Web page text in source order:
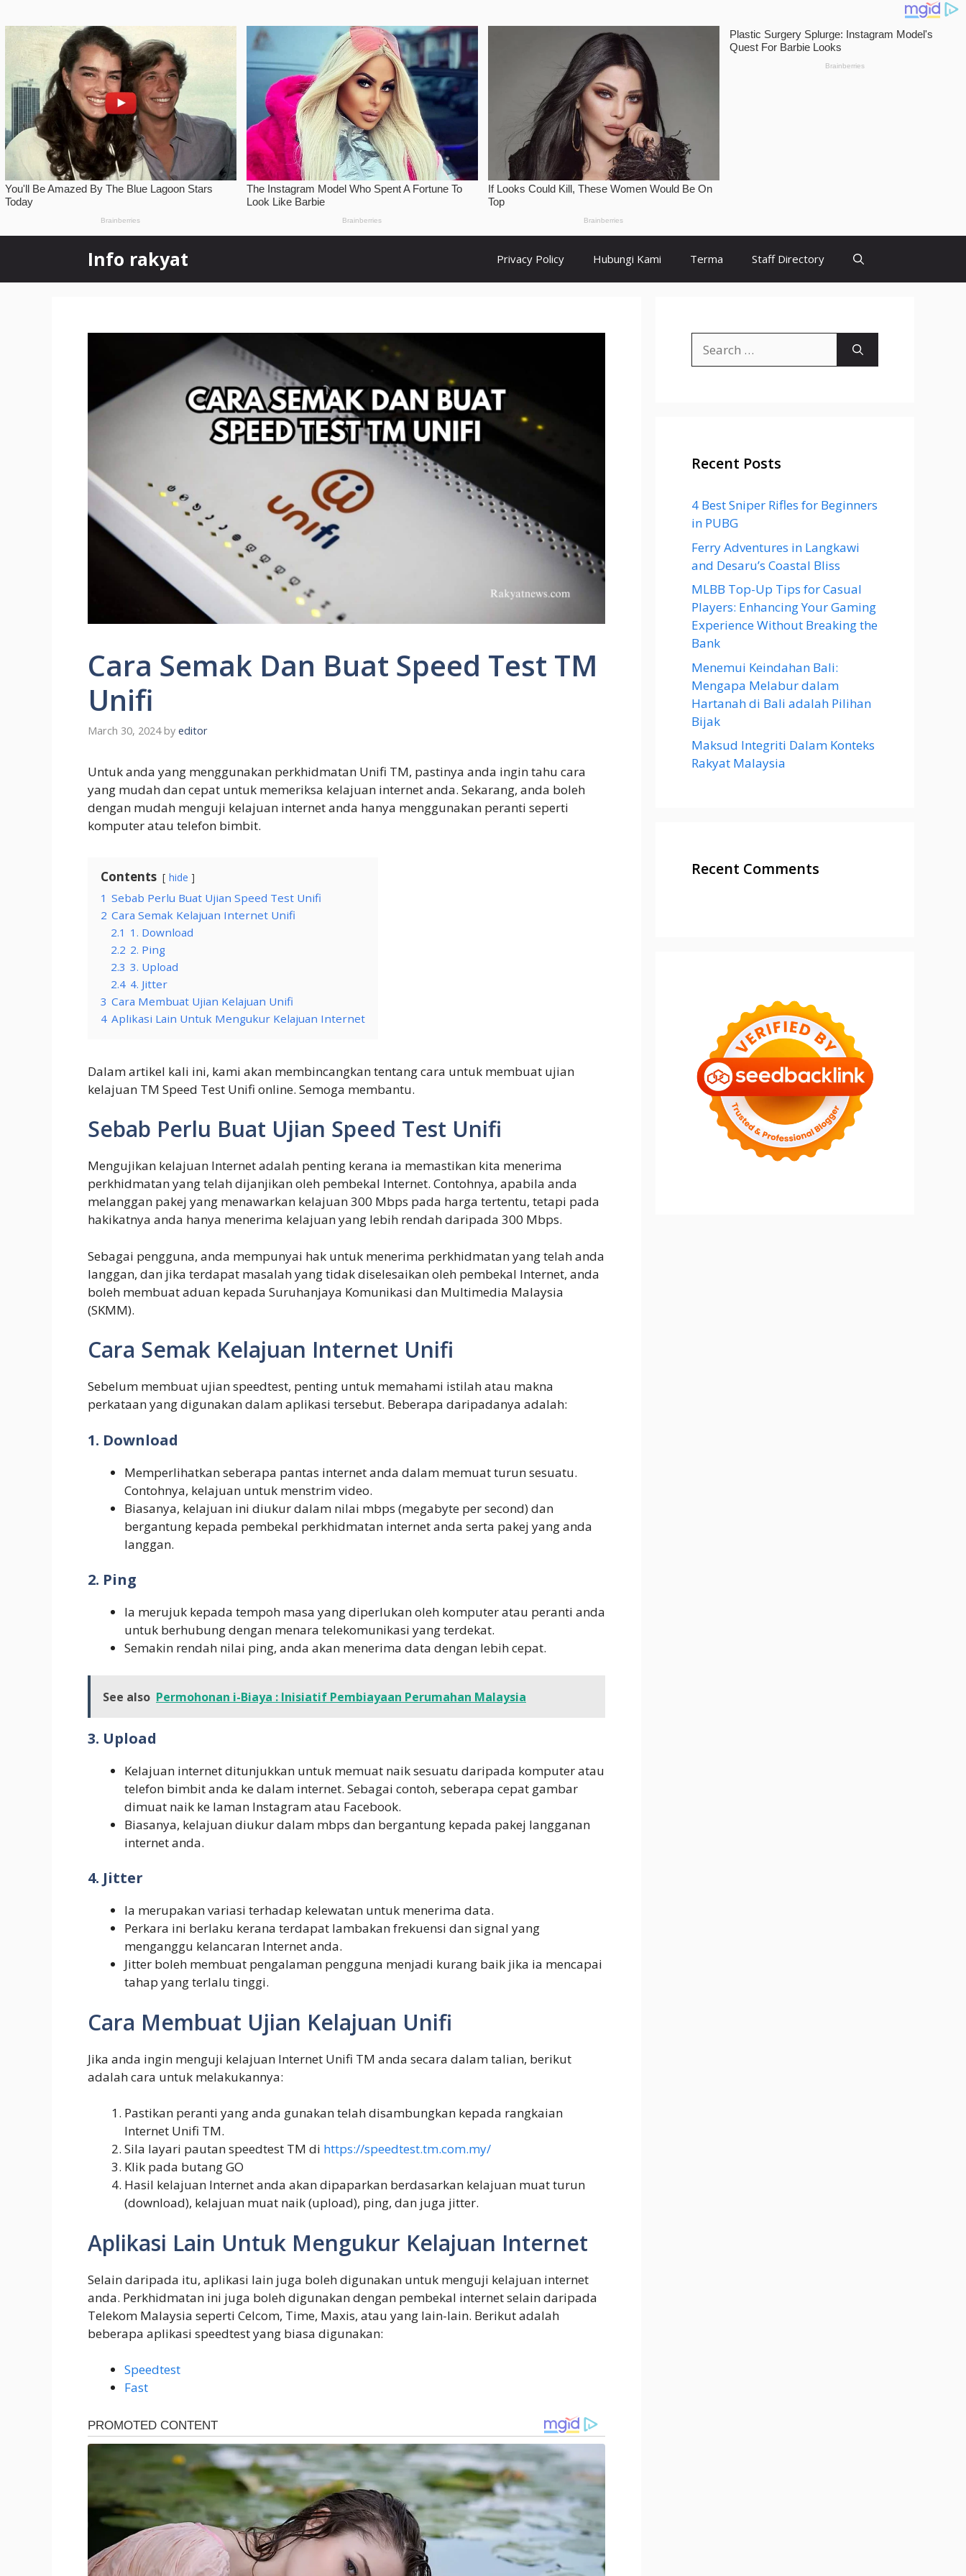
content
Info rakyat Privacy Policy Hubungi Kami Terma Staff Directory
Cara Semak Dan Buat Speed Test TM
Unifi
March 30, 2024 by editor
Untuk anda yang menggunakan perkhidmatan Unifi TM, pastinya anda ingin tahu cara
yang mudah dan cepat untuk memeriksa kelajuan internet anda. Sekarang, anda boleh
dengan mudah menguji kelajuan internet anda hanya menggunakan peranti seperti
komputer atau telefon bimbit.
Contents hide
1 Sebab Perlu Buat Ujian Speed Test Unifi
2 Cara Semak Kelajuan Internet Unifi
2.1 1. Download
2.2 2. Ping
2.3 3. Upload
2.4 4. Jitter
3 Cara Membuat Ujian Kelajuan Unifi
4 Aplikasi Lain Untuk Mengukur Kelajuan Internet
Dalam artikel kali ini, kami akan membincangkan tentang cara untuk membuat ujian
kelajuan TM Speed Test Unifi online. Semoga membantu.
Sebab Perlu Buat Ujian Speed Test Unifi
Mengujikan kelajuan Internet adalah penting kerana ia memastikan kita menerima
perkhidmatan yang telah dijanjikan oleh pembekal Internet. Contohnya, apabila anda
melanggan pakej yang menawarkan kelajuan 300 Mbps pada harga tertentu, tetapi pada
hakikatnya anda hanya menerima kelajuan yang lebih rendah daripada 300 Mbps.
Sebagai pengguna, anda mempunyai hak untuk menerima perkhidmatan yang telah anda
langgan, dan jika terdapat masalah yang tidak diselesaikan oleh pembekal Internet, anda
boleh membuat aduan kepada Suruhanjaya Komunikasi dan Multimedia Malaysia
(SKMM).
Cara Semak Kelajuan Internet Unifi
Sebelum membuat ujian speedtest, penting untuk memahami istilah atau makna
perkataan yang digunakan dalam aplikasi tersebut. Beberapa daripadanya adalah:
1. Download
Memperlihatkan seberapa pantas internet anda dalam memuat turun sesuatu.
Contohnya, kelajuan untuk menstrim video.
Biasanya, kelajuan ini diukur dalam nilai mbps (megabyte per second) dan
bergantung kepada pembekal perkhidmatan internet anda serta pakej yang anda
langgan.
2. Ping
Ia merujuk kepada tempoh masa yang diperlukan oleh komputer atau peranti anda
untuk berhubung dengan menara telekomunikasi yang terdekat.
Semakin rendah nilai ping, anda akan menerima data dengan lebih cepat.
See also Permohonan i-Biaya : Inisiatif Pembiayaan Perumahan Malaysia
3. Upload
Kelajuan internet ditunjukkan untuk memuat naik sesuatu daripada komputer atau
telefon bimbit anda ke dalam internet. Sebagai contoh, seberapa cepat gambar
dimuat naik ke laman Instagram atau Facebook.
Biasanya, kelajuan diukur dalam mbps dan bergantung kepada pakej langganan
internet anda.
4. Jitter
Ia merupakan variasi terhadap kelewatan untuk menerima data.
Perkara ini berlaku kerana terdapat lambakan frekuensi dan signal yang
menganggu kelancaran Internet anda.
Jitter boleh membuat pengalaman pengguna menjadi kurang baik jika ia mencapai
tahap yang terlalu tinggi.
Cara Membuat Ujian Kelajuan Unifi
Jika anda ingin menguji kelajuan Internet Unifi TM anda secara dalam talian, berikut
adalah cara untuk melakukannya:
Pastikan peranti yang anda gunakan telah disambungkan kepada rangkaian
Internet Unifi TM.
Sila layari pautan speedtest TM di https://speedtest.tm.com.my/
Klik pada butang GO
Hasil kelajuan Internet anda akan dipaparkan berdasarkan kelajuan muat turun
(download), kelajuan muat naik (upload), ping, dan juga jitter.
Aplikasi Lain Untuk Mengukur Kelajuan Internet
Selain daripada itu, aplikasi lain juga boleh digunakan untuk menguji kelajuan internet
anda. Perkhidmatan ini juga boleh digunakan dengan pembekal internet selain daripada
Telekom Malaysia seperti Celcom, Time, Maxis, atau yang lain-lain. Berikut adalah
beberapa aplikasi speedtest yang biasa digunakan:
Speedtest
Fast
for:
Recent Posts
4 Best Sniper Rifles for Beginners
in PUBG
Ferry Adventures in Langkawi
and Desaru’s Coastal Bliss
MLBB Top-Up Tips for Casual
Players: Enhancing Your Gaming
Experience Without Breaking the
Bank
Menemui Keindahan Bali:
Mengapa Melabur dalam
Hartanah di Bali adalah Pilihan
Bijak
Maksud Integriti Dalam Konteks
Rakyat Malaysia
Recent Comments